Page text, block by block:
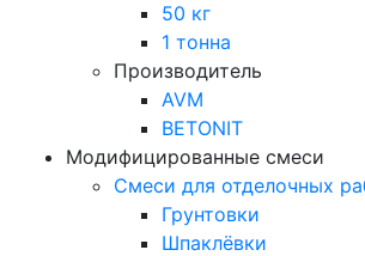
50 кг
1 тонна
Производитель
AVM
BETONIT
Модифицированные смеси
Смеси для отделочных
Грунтовки
Шпаклёвки